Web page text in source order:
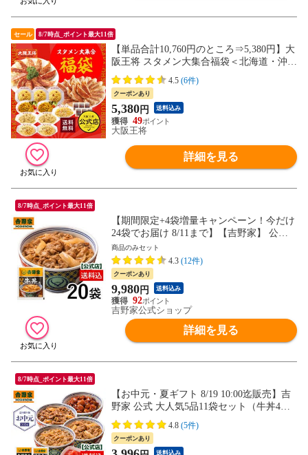
セール 8/7時点_ポイント最大11倍
【単品合計10,760円のところ⇒5,380円】大
阪王将 スタメン大集合福袋＜北海道・沖縄
は別途追加送料＞送料無料 冷凍食品 通販
お取り寄せ 中華 仕送り レンチン 簡単調理
備蓄 簡単 惣菜 ギフト チャーハン ごはん
米 冷凍餃子 業務用 ぎょうざ ギョウザ ギ
ョーザ
4.5 (6件)
クーポンあり
5,380円 送料込み
49
大阪王将
詳細を見る
8/7時点_ポイント最大11倍
【期間限定+4袋増量キャンペーン！今だけ
24袋でお届け 8/11まで】【吉野家】 公式
冷凍牛丼の具120g×20袋 夜食 お昼ごはん
ギフト・仕送りにも！ 送料込み
商品のみセット
4.3 (12件)
クーポンあり
9,980円 送料込み
92
吉野家公式ショップ
詳細を見る
8/7時点_ポイント最大11倍
【お中元・夏ギフト 8/19 10:00迄販売】吉
野家 公式 大人気5品11袋セット（牛丼4
袋・豚丼2袋・牛焼肉丼2袋 ・焼鶏丼2袋・
紅生姜1袋）福袋 冷凍食品 夜食 お昼ごは
ん ギフト・仕送りにも！ 送料込み Thanks
4.8 (5件)
クーポンあり
送料込み